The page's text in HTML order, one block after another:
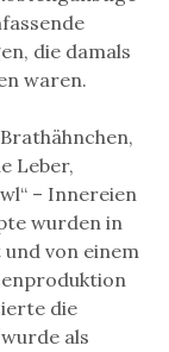
die damals
waren.
Leber,
– Innereien
wurden in
von einem
die
als